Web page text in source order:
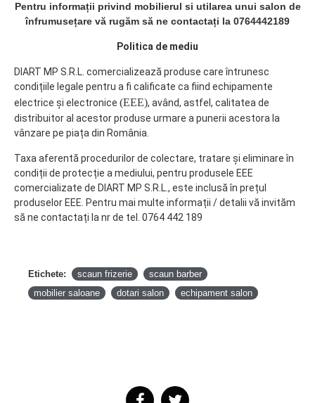
Pentru informații privind mobilierul si utilarea unui salon de
înfrumusețare vă rugăm să ne contactați la 0764442189
Politica de mediu
DIART MP S.R.L. comercializează produse care întrunesc
condițiile legale pentru a fi calificate ca fiind echipamente
electrice și electronice (EEE), având, astfel, calitatea de
distribuitor al acestor produse urmare a punerii acestora la
vânzare pe piața din România.
Taxa aferentă procedurilor de colectare, tratare și eliminare în
condiții de protecție a mediului, pentru produsele EEE
comercializate de DIART MP S.R.L., este inclusă în prețul
produselor EEE. Pentru mai multe informații / detalii vă invităm
să ne contactați la nr de tel. 0764 442 189
Etichete: scaun frizerie
scaun barber
mobilier saloane
dotari salon echipament salon